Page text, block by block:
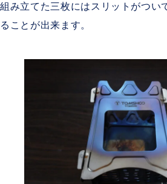
組み立てた三枚にはスリットがつい
ることが出来ます。